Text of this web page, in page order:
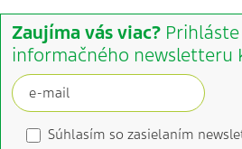
Zaujíma vás viac?
informačného newsletteru
Súhlasím so zasielaním